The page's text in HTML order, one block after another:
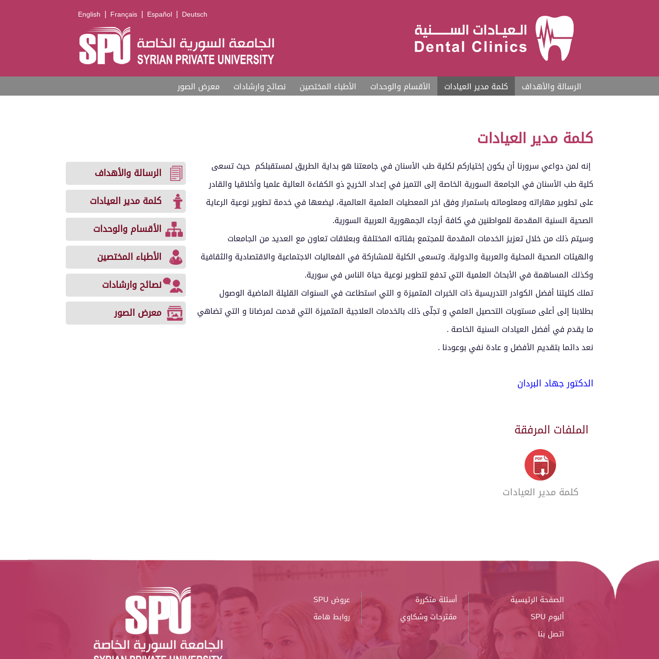
English | Français | Español | Deutsch
الرسالة والأهداف كلمة مدير العيادات الأقسام والوحدات الأطباء المختصين نصائح وارشادات معرض الصور
كلمة مدير العيادات
الرسالة والأهداف
كلمة مدير العيادات
الأقسام والوحدات
الأطباء المختصين
نصائح وارشادات
معرض الصور
إنه لمن دواعي سرورنا أن يكون إختياركم لكلية طب الأسنان في جامعتنا هو بداية الطريق لمستقبلكم حيث تسعى
كلية طب الأسنان في الجامعة السورية الخاصة إلى التميز في إعداد الخريج ذو الكفاءة العالية علميا وأخلاقيا والقادر
على تطوير مهاراته ومعلوماته باستمرار وفق اخر المعطيات العلمية العالمية، ليضعها في خدمة تطوير نوعية الرعاية
الصحية السنية المقدمة للمواطنين في كافة أرجاء الجمهورية العربية السورية.
وسيتم ذلك من خلال تعزيز الخدمات المقدمة للمجتمع بفئاته المختلفة وبعلاقات تعاون مع العديد من الجامعات
والهيئات الصحية المحلية والعربية والدولية. وتسعى الكلية للمشاركة في الفعاليات الاجتماعية والاقتصادية والثقافية
وكذلك المساهمة في الأبحاث العلمية التي تدفع لتطوير نوعية حياة الناس في سورية.
تملك كليتنا أفضل الكوادر التدريسية ذات الخبرات المتميزة و التي استطاعت في السنوات القليلة الماضية الوصول
بطلابنا إلى أعلى مستويات التحصيل العلمي و تجلّى ذلك بالخدمات العلاجية المتميزة التي قدمت لمرضانا و التي تضاهي
ما يقدم في أفضل العيادات السنية الخاصة .
نعد دائما بتقديم الأفضل و عادة نفي بوعودنا .
الدكتور جهاد البردان
الملفات المرفقة
كلمة مدير العيادات
الصفحة الرئيسية أسئلة متكررة
عروض SPU
ألبوم SPU
مقترحات وشكاوي
روابط هامة
اتصل بنا